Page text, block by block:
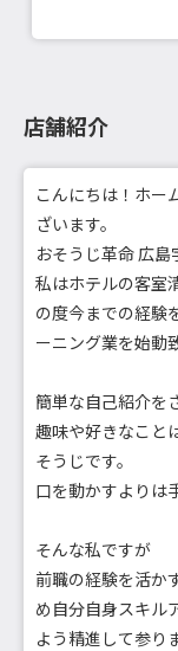
店舗紹介
こんにちは！ホー
ざいます。
おそうじ革命 広島
私はホテルの客室
の度今までの経験
ーニング業を始動
簡単な自己紹介を
趣味や好きなこと
そうじです。
口を動かすよりは
そんな私ですが
前職の経験を活か
め自分自身スキル
よう精進して参り